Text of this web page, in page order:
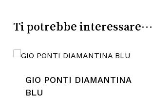
Ti potrebbe interessare…
GIO PONTI DIAMANTINA
BLU